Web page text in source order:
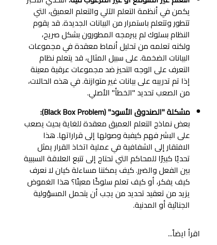
يكمن في أنظمة التعلم الآلي والتعلم العميق، التي
تتطور وتتعلم باستمرار من البيانات الجديدة. قد يقوم
النظام بسلوك لم يبرمجه المطورون بشكل صريح،
ولكنه تعلمه من تحليل أنماط معقدة في مجموعات
البيانات الضخمة. على سبيل المثال، قد يتعلم نظام
التعرف على الوجه التحيز ضد مجموعات عرقية معينة
إذا تم تدريبه على بيانات غير متوازنة. في هذه الحالات،
من الصعب تحديد "الخطأ" الأصلي.
مشكلة "الصندوق الأسود" (Black Box Problem):
بعض نماذج التعلم العميق معقدة للغاية بحيث يصعب
على البشر فهم كيفية وصولها إلى قراراتها. هذا
الافتقار إلى الشفافية في عملية اتخاذ القرار يمثل
تحديًا كبيرًا للمحاكم التي تحتاج إلى تتبع العلاقة السببية
بين الفعل والضرر. كيف يمكننا مساءلة كيان لا نعرف
كيف يفكر، أو كيف تعلم سلوكًا معينًا؟ هذا الغموض
يزيد من تعقيد تحديد من يجب أن يتحمل المسؤولية
الجنائية أو المدنية.
اقرأ ايضاً...